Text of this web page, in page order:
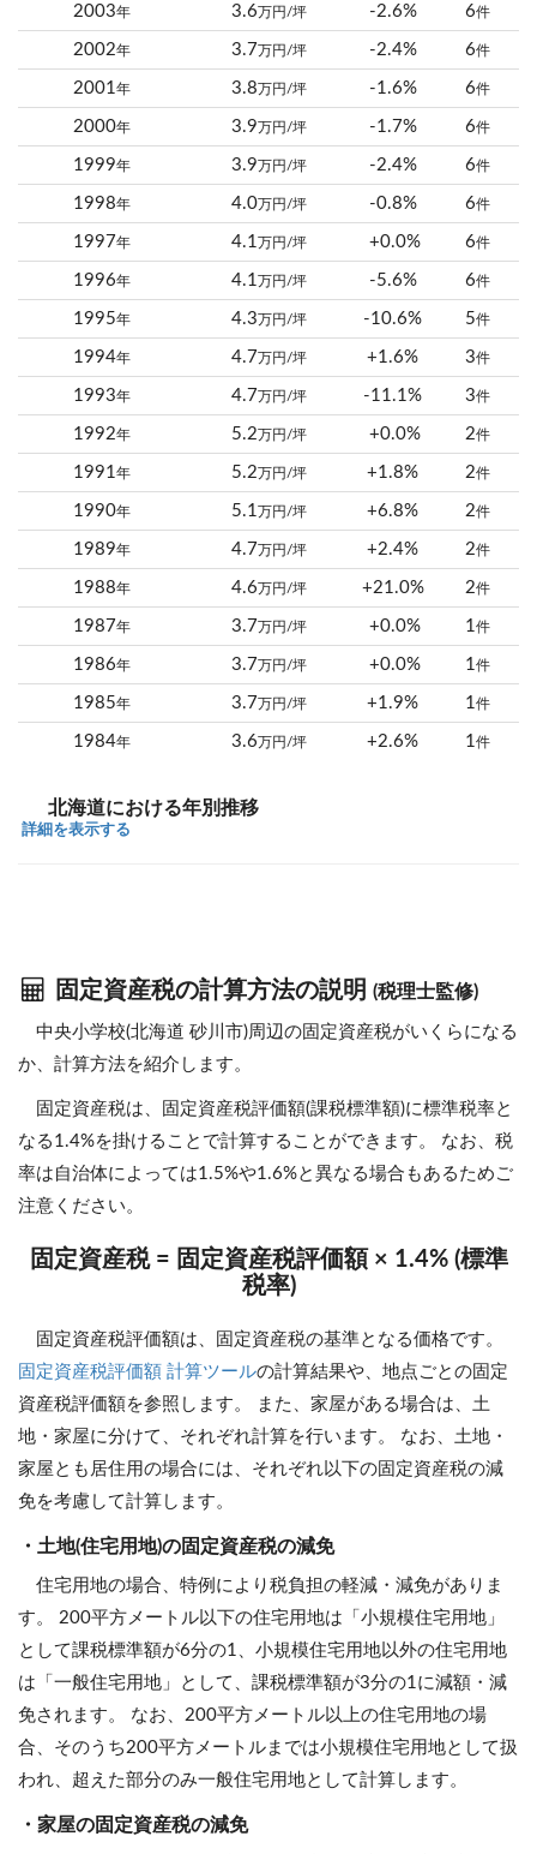
2003年 3.6 万円/坪 -2.6% 6件
2002年 3.7 万円/坪 -2.4% 6件
2001年 3.8 万円/坪 -1.6% 6件
2000年 3.9 万円/坪 -1.7% 6件
1999年 3.9 万円/坪 -2.4% 6件
1998年 4.0万円/坪 -0.8% 6件
1997年 4.1 万円/坪 +0.0% 6件
1996年 4.1 万円/坪 -5.6% 6件
1995年 4.3 万円/坪 -10.6% 5件
1994年 4.7 万円/坪 +1.6% 3件
1993年 4.7 万円/坪 -11.1% 3件
1992年 5.2 万円/坪 +0.0% 2件
1991年 5.2 万円/坪 +1.8% 2件
1990年 5.1 万円/坪 +6.8% 2件
1989年 4.7 万円/坪 +2.4% 2件
1988年 4.6 万円/坪 +21.0% 2件
1987年 3.7 万円/坪 +0.0% 1件
1986年 3.7 万円/坪 +0.0% 1件
1985年 3.7 万円/坪 +1.9% 1件
1984年 3.6 万円/坪 +2.6% 1件
北海道における年別推移
詳細を表示する
固定資産税の計算方法の説明 (税理士監修)
中央小学校(北海道 砂川市)周辺の固定資産税がいくらになる
か、計算方法を紹介します。
固定資産税は、固定資産税評価額(課税標準額)に標準税率と
なる1.4%を掛けることで計算することができます。 なお、税
率は自治体によっては1.5%や1.6%と異なる場合もあるためご
注意ください。
固定資産税 = 固定資産税評価額 × 1.4% (標準
税率)
固定資産税評価額は、固定資産税の基準となる価格です。
固定資産税評価額 計算ツールの計算結果や、地点ごとの固定
資産税評価額を参照します。 また、家屋がある場合は、土
地・家屋に分けて、それぞれ計算を行います。 なお、土地・
家屋とも居住用の場合には、それぞれ以下の固定資産税の減
免を考慮して計算します。
・土地(住宅用地)の固定資産税の減免
住宅用地の場合、特例により税負担の軽減・減免がありま
す。 200平方メートル以下の住宅用地は「小規模住宅用地」
として課税標準額が6分の1、小規模住宅用地以外の住宅用地
は「一般住宅用地」として、課税標準額が3分の1に減額・減
免されます。 なお、200平方メートル以上の住宅用地の場
合、そのうち200平方メートルまでは小規模住宅用地として扱
われ、超えた部分のみ一般住宅用地として計算します。
・家屋の固定資産税の減免